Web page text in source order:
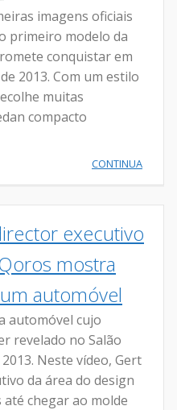
imagens oficiais
primeiro modelo da
conquistar em
2013. Com um estilo
muitas
compacto
CONTINUA
executivo
mostra
automóvel
automóvel cujo
revelado no Salão
Neste vídeo, Gert
da área do design
chegar ao molde